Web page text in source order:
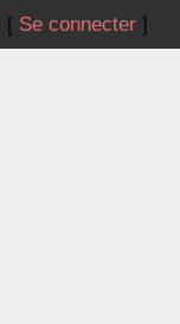
[ Se connecter]